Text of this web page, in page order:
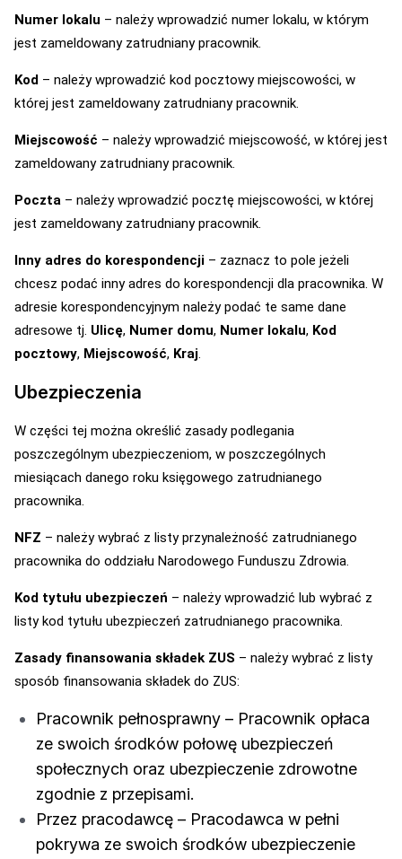
Numer lokalu – należy wprowadzić numer lokalu, w którym
jest zameldowany zatrudniany pracownik.
Kod – należy wprowadzić kod pocztowy miejscowości, w
której jest zameldowany zatrudniany pracownik.
Miejscowość – należy wprowadzić miejscowość, w której jest
zameldowany zatrudniany pracownik.
Poczta – należy wprowadzić pocztę miejscowości, w której
jest zameldowany zatrudniany pracownik.
Inny adres do korespondencji – zaznacz to pole jeżeli
chcesz podać inny adres do korespondencji dla pracownika. W
adresie korespondencyjnym należy podać te same dane
adresowe tj. Ulicę, Numer domu, Numer lokalu, Kod
pocztowy, Miejscowość, Kraj.
Ubezpieczenia
W części tej można określić zasady podlegania
poszczególnym ubezpieczeniom, w poszczególnych
miesiącach danego roku księgowego zatrudnianego
pracownika.
NFZ – należy wybrać z listy przynależność zatrudnianego
pracownika do oddziału Narodowego Funduszu Zdrowia.
Kod tytułu ubezpieczeń – należy wprowadzić lub wybrać z
listy kod tytułu ubezpieczeń zatrudnianego pracownika.
Zasady finansowania składek ZUS – należy wybrać z listy
sposób finansowania składek do ZUS:
Pracownik pełnosprawny – Pracownik opłaca
ze swoich środków połowę ubezpieczeń
społecznych oraz ubezpieczenie zdrowotne
zgodnie z przepisami.
Przez pracodawcę – Pracodawca w pełni
pokrywa ze swoich środków ubezpieczenie